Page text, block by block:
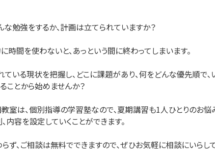
勉強をするか、計画は立てられていますか？
時間を使わないと、あっという間に終わってしまいます。
いる現状を把握し、どこに課題があり、何をどんな優先順で、
ことから始めませんか？
室は、個別指導の学習塾なので、夏期講習も1人ひとりのお悩
内容を設定していくことができます。
ず、ご相談は無料でできますので、ぜひお気軽に相談にいらして